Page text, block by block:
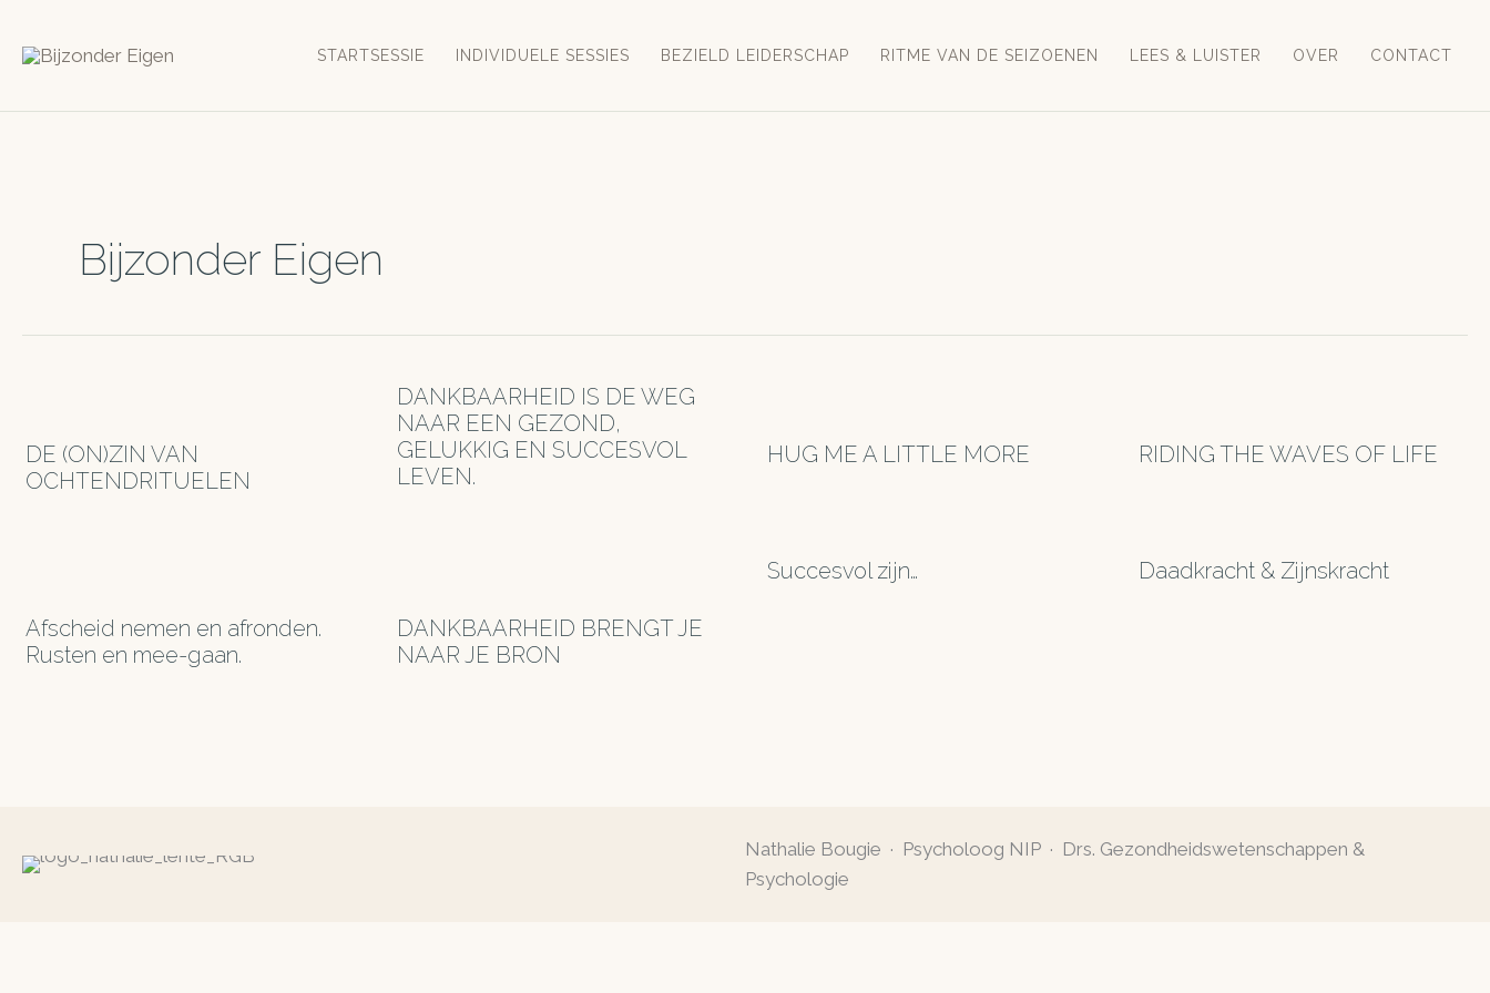
naar
STARTSESSIE INDIVIDUELE SESSIES BEZIELD LEIDERSCHAP RITME VAN DE SEIZOENEN LEES & LUISTER OVER CONTACT
Bijzonder Eigen
DE (ON)ZIN VAN
OCHTENDRITUELEN
DANKBAARHEID IS DE WEG
NAAR EEN GEZOND,
GELUKKIG EN SUCCESVOL
LEVEN.
HUG⁠ ME A LITTLE MORE RIDING THE WAVES OF LIFE
Afscheid nemen en afronden.
Rusten en mee-gaan.
DANKBAARHEID BRENGT JE
NAAR JE BRON
Succesvol zijn… Daadkracht & Zijnskracht
Nathalie Bougie · Psycholoog NIP · Drs. Gezondheidswetenschappen &
Psychologie